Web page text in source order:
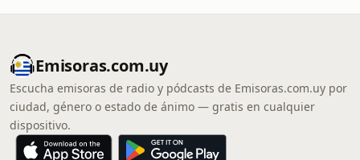
Emisoras.com.uy
Escucha emisoras de radio y pódcasts de Emisoras.com.uy por
ciudad, género o estado de ánimo — gratis en cualquier
dispositivo.